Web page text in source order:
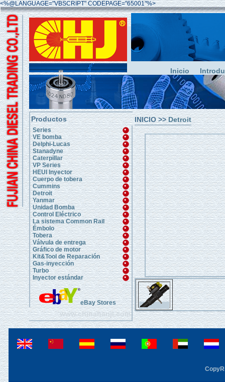
<%@LANGUAGE="VBSCRIPT" CODEPAGE="65001"%>
Inicio
Productos
Series
VE bomba
Delphi-Lucas
Stanadyne
Caterpillar
VP Series
HEUI Inyector
Cuerpo de tobera
Cummins
Detroit
Yanmar
Unidad Bomba
Control Eléctrico
La sistema Common Rail
Émbolo
Tobera
Válvula de entrega
Gráfico de motor
Kit&Tool de Reparación
Gas-inyección
Turbo
Inyector estándar
eBay Stores
www.chinahanji.com
INICIO>>Detroit